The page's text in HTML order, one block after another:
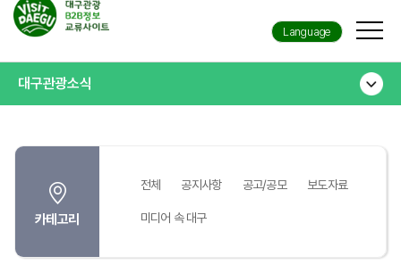
Language
대구관광소식
카테고리
전체 공지사항 공고/공모 보도자료
미디어 속 대구